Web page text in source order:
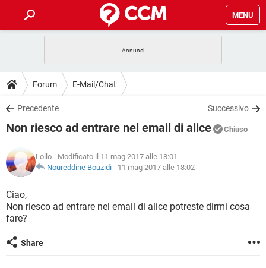
MENU
INTRATTENIMENTO
iOS
INSTAGRAM WHATSAPP
HARDWARE
GUIDE
COVID-19
INSTAGRAM WHATSAPP
TIKTOK
HARDWARE
DOWNLOAD
COVID-19 GAMING
iOS WINDOWS 10
INSTAGRAM
TIKTOK FACEBOOK
COVID-19 GAMING
INTRATTENIMENTO
iOS
INSTAGRAM
TIKTOK
GLOSSARIO
COVID-19
INTRATTENIMENTO ANDROID
INSTAGRAM
Forum E-Mail/Chat
Precedente Successivo
Non riesco ad entrare nel email di alice Chiuso
Lollo - Modificato il 11 mag 2017 alle 18:01
Noureddine Bouzidi - 11 mag 2017 alle 18:02
Ciao,
Non riesco ad entrare nel email di alice potreste dirmi cosa
fare?
Share